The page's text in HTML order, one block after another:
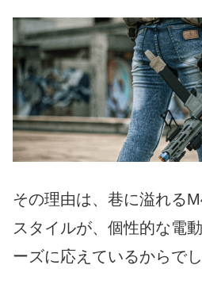
その理由は、巷に溢れる
スタイルが、個性的な電
ーズに応えているからでし